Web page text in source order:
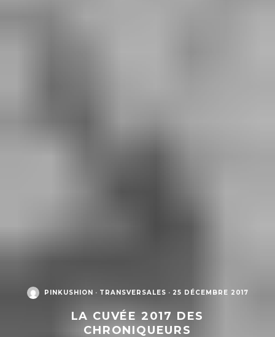
PINKUSHION · TRANSVERSALES · 25 DÉCEMBRE 2017
LA CUVÉE 2017 DES
CHRONIQUEURS